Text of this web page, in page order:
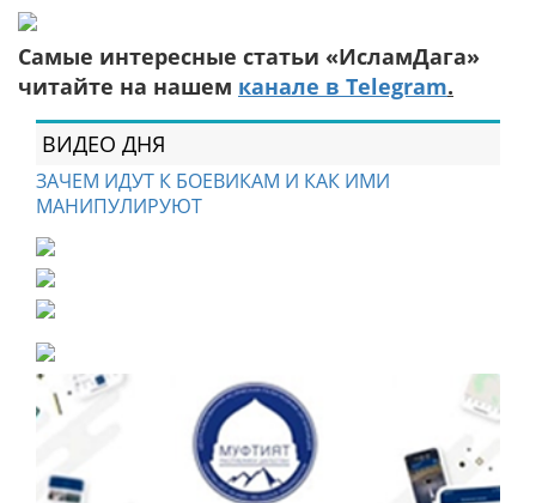
Самые интересные статьи «ИсламДага»
читайте на нашем канале в Telegram.
ВИДЕО ДНЯ
ЗАЧЕМ ИДУТ К БОЕВИКАМ И КАК ИМИ
МАНИПУЛИРУЮТ